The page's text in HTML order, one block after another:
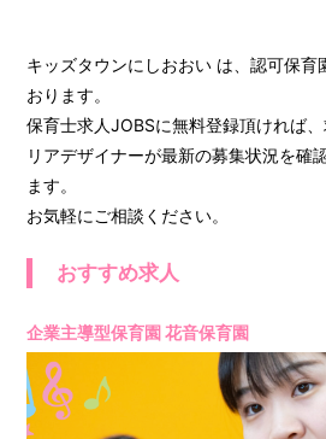
キッズタウンにしおおい は、認可保育
おります。
保育士求人JOBSに無料登録頂ければ
リアデザイナーが最新の募集状況を確
ます。
お気軽にご相談ください。
おすすめ求人
企業主導型保育園 花音保育園